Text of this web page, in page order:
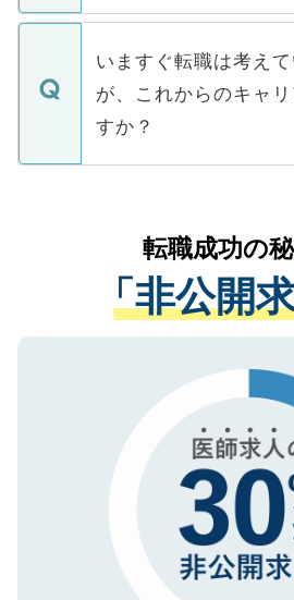
関を公にしてしまうと
に、医療機関が求める条
みを人材紹介会社に依頼
ています。
定を承諾する必要はあ
の辞退の連絡はキャリア
個人情報が漏えいする
で、ご安心ください。当
などで収集したご登録者
ご本人のキャリアアップ
支援を目的に使用いたし
ているすべての個人デ
は、個人情報の取り扱い
管理基準を満たした事業
る、プライバシーマーク
で、機密保持に関しても
いますぐ転職は考え
が、これからのキャ
すか？
かがいして、現在の医療
経験をまじえながら、適
させていただきます。す
ない方には、長期的なサ
ので、まずはご登録くだ
転職成功の
「非公開